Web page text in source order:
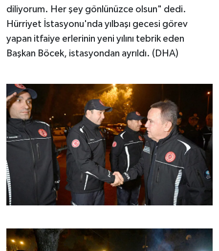
diliyorum. Her şey gönlünüzce olsun" dedi.
Hürriyet İstasyonu'nda yılbaşı gecesi görev
yapan itfaiye erlerinin yeni yılını tebrik eden
Başkan Böcek, istasyondan ayrıldı. (DHA)